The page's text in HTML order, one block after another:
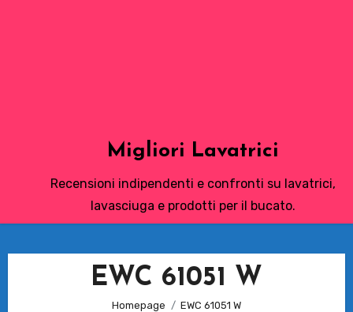
Migliori Lavatrici
Recensioni indipendenti e confronti su lavatrici,
lavasciuga e prodotti per il bucato.
EWC 61051 W
Homepage EWC 61051 W